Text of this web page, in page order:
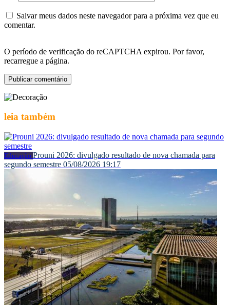
Salvar meus dados neste navegador para a próxima vez que eu
comentar.
O período de verificação do reCAPTCHA expirou. Por favor,
recarregue a página.
leia também
Educação Prouni 2026: divulgado resultado de nova chamada para
segundo semestre 05/08/2026 19:17